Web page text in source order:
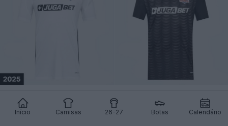
Início Camisas 26-27 Botas Calendário